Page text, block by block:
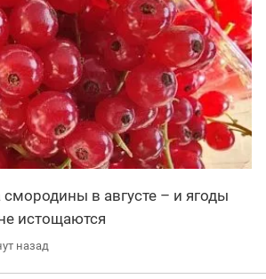
в августе – и ягоды
истощаются
назад